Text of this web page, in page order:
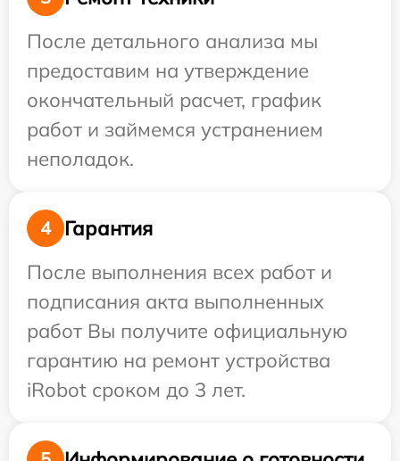
После детального анализа мы
предоставим на утверждение
окончательный расчет, график
работ и займемся устранением
неполадок.
4
Гарантия
После выполнения всех работ и
подписания акта выполненных
работ Вы получите официальную
гарантию на ремонт устройства
iRobot сроком до 3 лет.